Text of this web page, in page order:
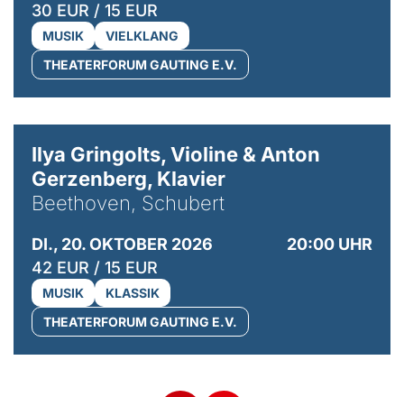
30 EUR / 15 EUR
MUSIK
VIELKLANG
THEATERFORUM GAUTING E.V.
Ilya Gringolts, Violine & Anton
Gerzenberg, Klavier
Beethoven, Schubert
DI., 20. OKTOBER 2026
20:00 UHR
42 EUR / 15 EUR
MUSIK
KLASSIK
THEATERFORUM GAUTING E.V.